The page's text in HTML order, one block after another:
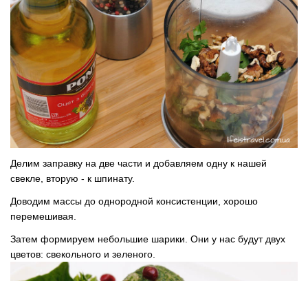
Делим заправку на две части и добавляем одну к нашей
свекле, вторую - к шпинату.
Доводим массы до однородной консистенции, хорошо
перемешивая.
Затем формируем небольшие шарики. Они у нас будут двух
цветов: свекольного и зеленого.